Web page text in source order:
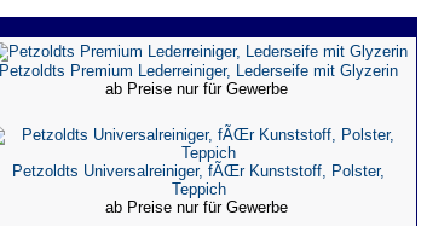
Petzoldts Premium Lederreiniger, Lederseife mit Glyzerin
ab Preise nur für Gewerbe
Petzoldts Universalreiniger, fÃŒr Kunststoff, Polster,
Teppich
ab Preise nur für Gewerbe